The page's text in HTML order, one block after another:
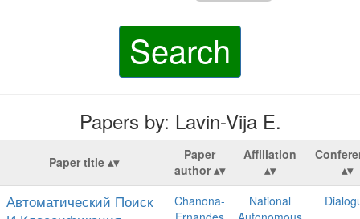
Search
Papers by: Lavin-Vija E.
Paper title
Paper
author
Affiliation
Автоматический Поиск
Chanona-
National